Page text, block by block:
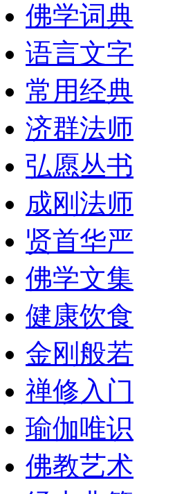
佛学词典
语言文字
常用经典
济群法师
弘愿丛书
成刚法师
贤首华严
佛学文集
健康饮食
金刚般若
禅修入门
瑜伽唯识
佛教艺术